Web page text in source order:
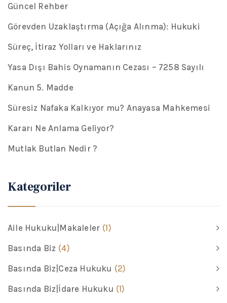
Güncel Rehber
Görevden Uzaklaştırma (Açığa Alınma): Hukuki
Süreç, İtiraz Yolları ve Haklarınız
Yasa Dışı Bahis Oynamanın Cezası – 7258 Sayılı
Kanun 5. Madde
Süresiz Nafaka Kalkıyor mu? Anayasa Mahkemesi
Kararı Ne Anlama Geliyor?
Mutlak Butlan Nedir ?
Kategoriler
Aile Hukuku|Makaleler (1)
Basında Biz (4)
Basında Biz|Ceza Hukuku (2)
Basında Biz|İdare Hukuku (1)